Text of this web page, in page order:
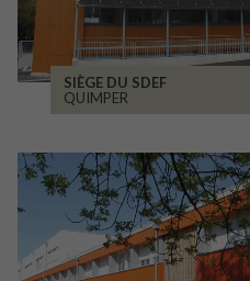
SIÈGE DU SDEF
QUIMPER